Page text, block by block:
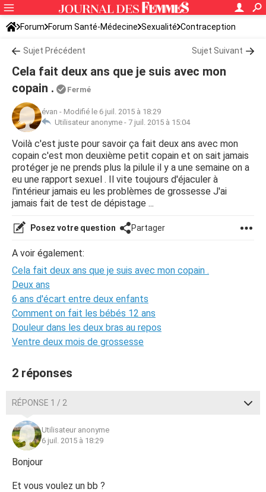
Forum Forum Santé-Médecine Sexualité Contraception
Sujet Précédent Sujet Suivant
Cela fait deux ans que je suis avec mon
copain .
Fermé
évan - Modifié le 6 juil. 2015 à 18:29
Utilisateur anonyme - 7 juil. 2015 à 15:04
Voilà c'est juste pour savoir ça fait deux ans avec mon
copain c'est mon deuxième petit copain et on sait jamais
protéger je ne prends plus la pilule il y a une semaine on a
eu une rapport sexuel . Il vite toujours d'éjaculer à
l'intérieur jamais eu les problèmes de grossesse J'ai
jamais fait de test de dépistage ...
Posez votre question Partager
A voir également:
Cela fait deux ans que je suis avec mon copain .
Deux ans
6 ans d'écart entre deux enfants
Comment on fait les bébés 12 ans
Douleur dans les deux bras au repos
Ventre deux mois de grossesse
2 réponses
RÉPONSE 1 / 2
Utilisateur anonyme
6 juil. 2015 à 18:29
Bonjour
Et vous voulez un bb ?